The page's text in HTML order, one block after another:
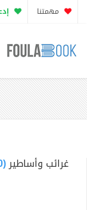
مهمتنا
غرائب وأساطير(50)